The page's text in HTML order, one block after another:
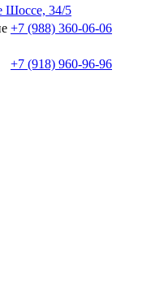
Шоссе, 34/5
+7 (988) 360-06-06
+7 (918) 960-96-96